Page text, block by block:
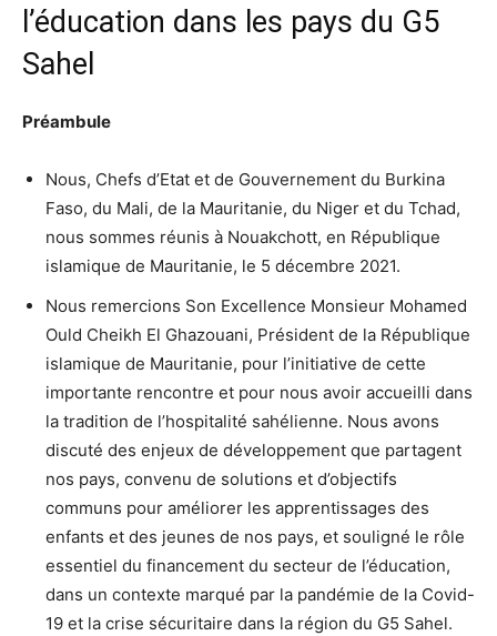
l’éducation dans les pays du G5
Sahel
Préambule
Nous, Chefs d’Etat et de Gouvernement du Burkina
Faso, du Mali, de la Mauritanie, du Niger et du Tchad,
nous sommes réunis à Nouakchott, en République
islamique de Mauritanie, le 5 décembre 2021.
Nous remercions Son Excellence Monsieur Mohamed
Ould Cheikh El Ghazouani, Président de la République
islamique de Mauritanie, pour l’initiative de cette
importante rencontre et pour nous avoir accueilli dans
la tradition de l’hospitalité sahélienne. Nous avons
discuté des enjeux de développement que partagent
nos pays, convenu de solutions et d’objectifs
communs pour améliorer les apprentissages des
enfants et des jeunes de nos pays, et souligné le rôle
essentiel du financement du secteur de l’éducation,
dans un contexte marqué par la pandémie de la Covid-
19 et la crise sécuritaire dans la région du G5 Sahel.